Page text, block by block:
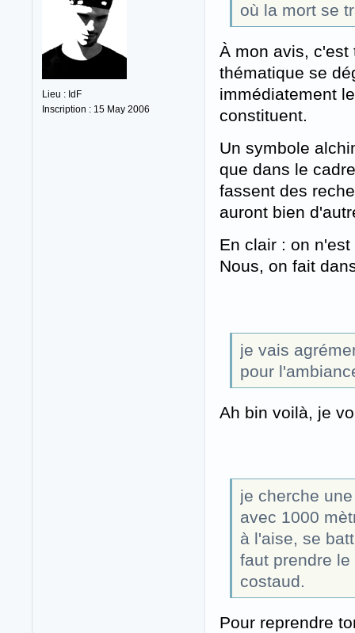
Lieu : IdF
Inscription : 15 May 2006
où la mort se
À mon avis, c'est
thématique se
immédiatement
constituent.
Un symbole
que dans le
fassent des
auront bien
En clair : on
Nous, on fait
je vais
pour
Ah bin voilà, je
je cherche
avec 1000
à l'aise, se
faut prendre
costaud.
Pour reprendre